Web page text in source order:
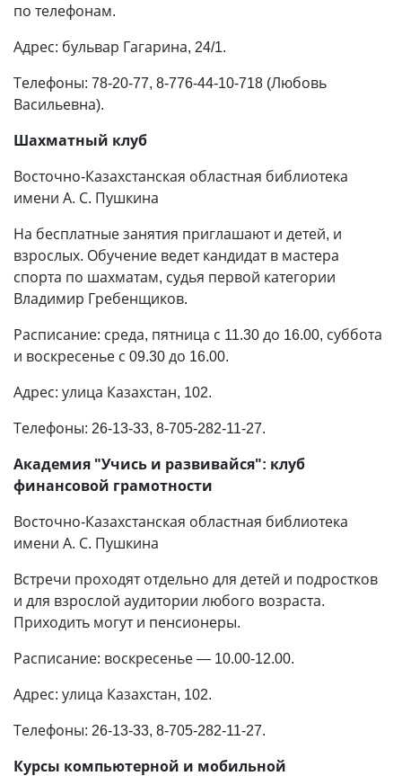
по телефонам.
Адрес: бульвар Гагарина, 24/1.
Телефоны: 78-20-77, 8-776-44-10-718 (Любовь
Васильевна).
Шахматный клуб
Восточно-Казахстанская областная библиотека
имени А. С. Пушкина
На бесплатные занятия приглашают и детей, и
взрослых. Обучение ведет кандидат в мастера
спорта по шахматам, судья первой категории
Владимир Гребенщиков.
Расписание: среда, пятница с 11.30 до 16.00, суббота
и воскресенье с 09.30 до 16.00.
Адрес: улица Казахстан, 102.
Телефоны: 26-13-33, 8-705-282-11-27.
Академия "Учись и развивайся": клуб
финансовой грамотности
Восточно-Казахстанская областная библиотека
имени А. С. Пушкина
Встречи проходят отдельно для детей и подростков
и для взрослой аудитории любого возраста.
Приходить могут и пенсионеры.
Расписание: воскресенье — 10.00-12.00.
Адрес: улица Казахстан, 102.
Телефоны: 26-13-33, 8-705-282-11-27.
Курсы компьютерной и мобильной